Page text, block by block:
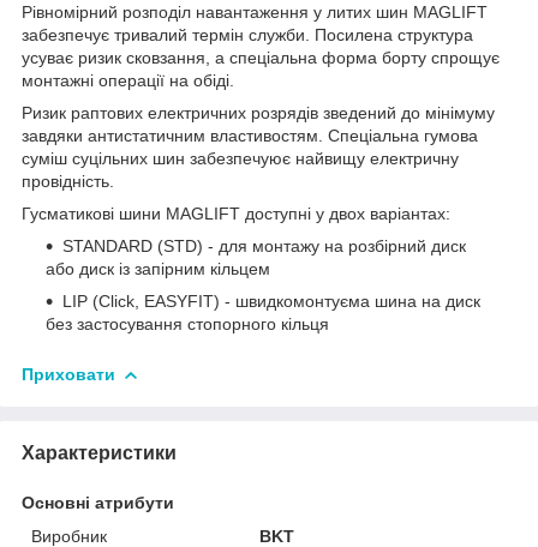
Рівномірний розподіл навантаження у литих шин MAGLIFT
забезпечує тривалий термін служби. Посилена структура
усуває ризик сковзання, а спеціальна форма борту спрощує
монтажні операції на обіді.
Ризик раптових електричних розрядів зведений до мінімуму
завдяки антистатичним властивостям. Спеціальна гумова
суміш суцільних шин забезпечуює найвищу електричну
провідність.
Гусматикові шини MAGLIFT доступні у двох варіантах:
STANDARD (STD) - для монтажу на розбірний диск
або диск із запірним кільцем
LIP (Click, EASYFIT) - швидкомонтуєма шина на диск
без застосування стопорного кільця
Приховати
Характеристики
Основні атрибути
Виробник
BKT